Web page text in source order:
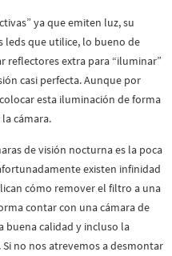
ya que emiten luz, su
leds que utilice, lo bueno de
reflectores extra para “iluminar”
casi perfecta. Aunque por
esta iluminación de forma
cámara.
de visión nocturna es la poca
existen infinidad
cómo remover el filtro a una
contar con una cámara de
buena calidad y incluso la
no nos atrevemos a desmontar